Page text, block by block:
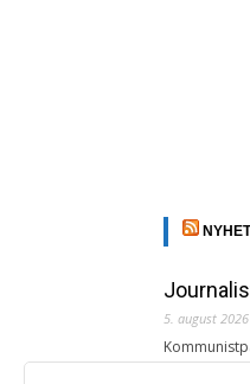
5. august 2026